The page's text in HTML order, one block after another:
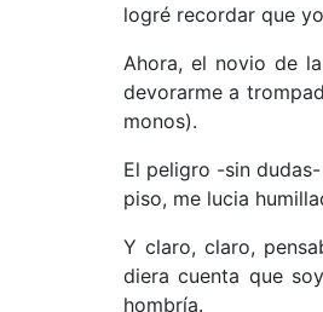
logré recordar que
Ahora, el novio de
devorarme a
monos).
El peligro -sin
piso, me lucia
Y claro, claro,
diera cuenta que
hombría.